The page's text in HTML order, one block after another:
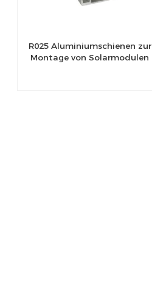
R025 Aluminiumschienen zur
Montage von Solarmodulen